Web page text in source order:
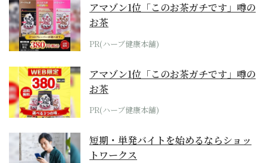
アマゾン1位「このお茶ガチです」噂の
お茶
PR(ハーブ健康本舗)
アマゾン1位「このお茶ガチです」噂の
お茶
PR(ハーブ健康本舗)
短期・単発バイトを始めるならショッ
トワークス